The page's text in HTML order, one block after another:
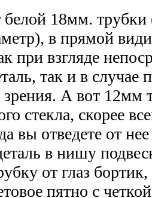
18мм.
в прямой
при взгляде
так и в случае
А вот 12мм
стекла, скорее
вы отведете от
в нишу
от глаз
пятно с